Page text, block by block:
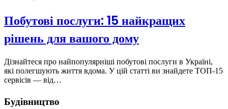
Побутові послуги: 15 найкращих
рішень для вашого дому
Дізнайтеся про найпопулярніші побутові послуги в Україні,
які полегшують життя вдома. У цій статті ви знайдете ТОП-15
сервісів — від…
Будівництво